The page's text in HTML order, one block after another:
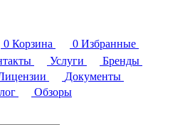
0 Корзина 0 Избранные
Услуги
Бренды
Документы
Обзоры